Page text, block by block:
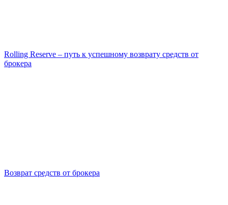
Rolling Reserve – путь к успешному возврату средств от
брокера
Возврат средств от брокера